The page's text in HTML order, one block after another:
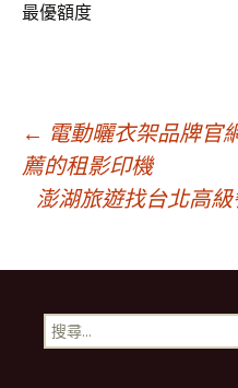
最優額度
文
章
導
覽
← 電動曬衣架品牌官
薦的租影印機
澎湖旅遊找台北高級
搜
尋